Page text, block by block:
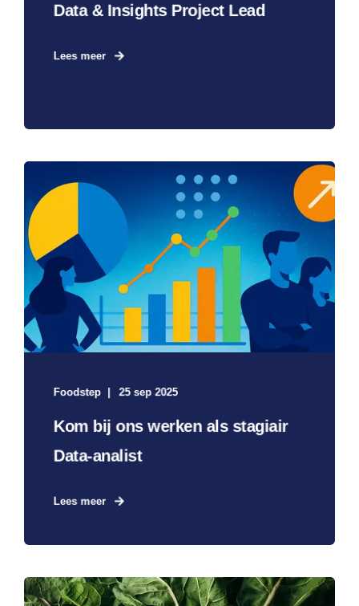
Data & Insights Project Lead
Lees meer
Foodstep 25 sep 2025
Kom bij ons werken als stagiair
Data-analist
Lees meer